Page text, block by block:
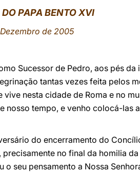
DO PAPA BENTO XVI
de 2005
Sucessor de Pedro, aos pés da
tantas vezes feita pelos
nesta cidade de Roma e no
nosso tempo, e venho colocá-las
do encerramento do
no final da homilia
seu pensamento a Nossa